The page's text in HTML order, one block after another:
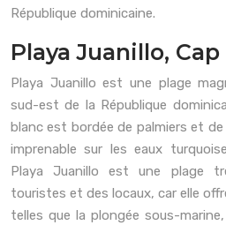
République dominicaine.
Playa Juanillo, Cap
Playa Juanillo est une plage
sud-est de la République
blanc est bordée de palmiers et
imprenable sur les eaux
Playa Juanillo est une plage
touristes et des locaux, car elle
telles que la plongée sous-